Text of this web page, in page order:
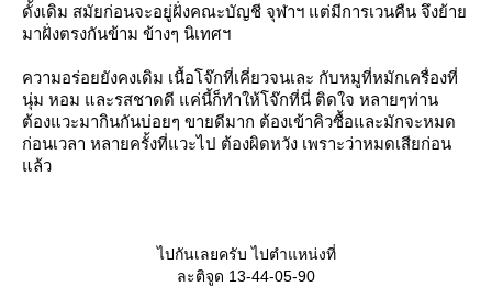
ดั้งเดิม สมัยก่อนจะอยู่ฝั่งคณะบัญชี จุฬาฯ แต่มีการเวนคืน จึงย้าย
มาฝั่งตรงกันข้าม ข้างๆ นิเทศฯ
ความอร่อยยังคงเดิม เนื้อโจ๊กที่เคี่ยวจนเละ กับหมูที่หมักเครื่องที่
นุ่ม หอม และรสชาดดี แค่นี้ก็ทำให้โจ๊กที่นี่ ติดใจ หลายๆท่าน
ต้องแวะมากินกันบ่อยๆ ขายดีมาก ต้องเข้าคิวซื้อและมักจะหมด
ก่อนเวลา หลายครั้งที่แวะไป ต้องผิดหวัง เพราะว่าหมดเสียก่อน
แล้ว
ไปกันเลยครับ ไปตำแหน่งที่
ละติจูด 13-44-05-90